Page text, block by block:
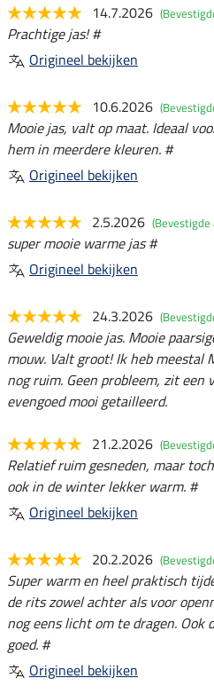
14.7.2026
Prachtige jas! #
Origineel bekijken
10.6.2026
Mooie jas, valt op maat. Ideaal
hem in meerdere kleuren. #
Origineel bekijken
2.5.2026 (Bevestigde
super mooie warme jas #
Origineel bekijken
24.3.2026
Geweldig mooie jas. Mooie
mouw. Valt groot! Ik heb meestal
nog ruim. Geen probleem, zit
evengoed mooi getailleerd.
21.2.2026
Relatief ruim gesneden, maar
ook in de winter lekker warm. #
Origineel bekijken
20.2.2026
Super warm en heel praktisch
de rits zowel achter als voor
nog eens licht om te dragen. Ook
goed. #
Origineel bekijken